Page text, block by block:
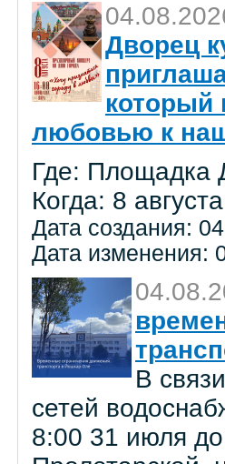
Дворец
который
любовью к
Где: Площадка
Когда: 8
Дата создания:
Дата изменения:
В
сетей
8:00 31 июля